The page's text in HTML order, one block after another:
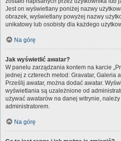
Jest on wyświetlany poniżej nazwy
obrazek, wyświetlany powyżej nazwy
unikatowy lub osobisty dla każdego
Na górę
Jak wyświetlić awatar?
W panelu zarządzania kontem na karcie
jednej z czterech metod: Gravatar, Galeria
Prześlij awatar, można dodać awatar.
wyświetlania są uzależnione od
używać awatarów na danej witrynie,
administratorem.
Na górę